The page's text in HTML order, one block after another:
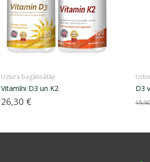
Uztura bagātinātāji
Vitamīni D3 un K2
Cena
26,30 €
D3
cena